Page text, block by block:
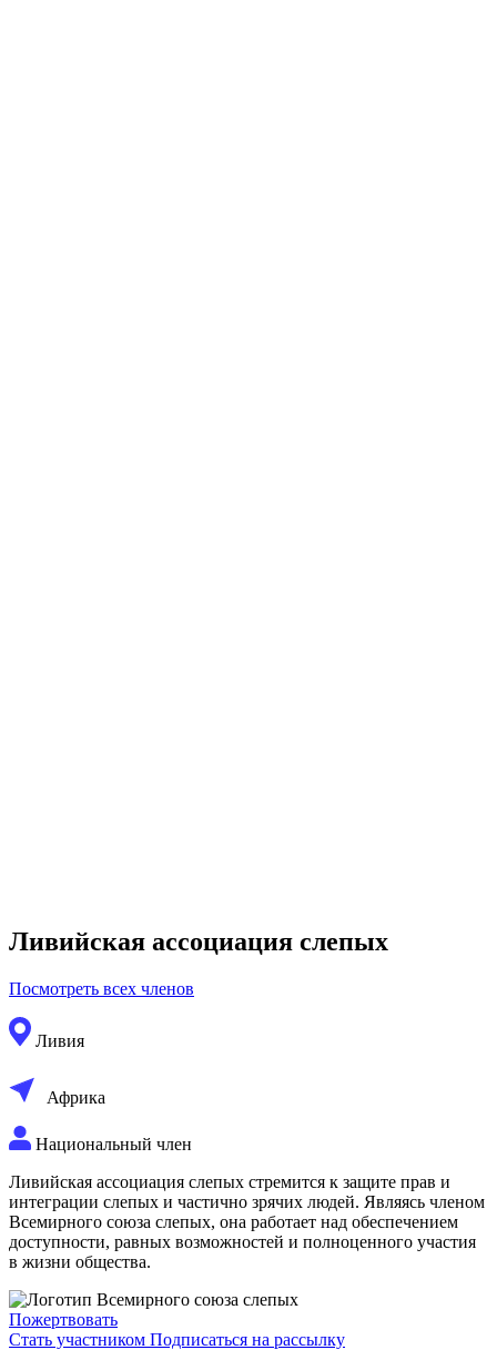
Ливийская ассоциация слепых
Посмотреть всех членов
Ливия
Африка
Национальный член
Ливийская ассоциация слепых стремится к защите прав и
интеграции слепых и частично зрячих людей. Являясь членом
Всемирного союза слепых, она работает над обеспечением
доступности, равных возможностей и полноценного участия
в жизни общества.
Пожертвовать
Стать участником Подписаться на рассылку